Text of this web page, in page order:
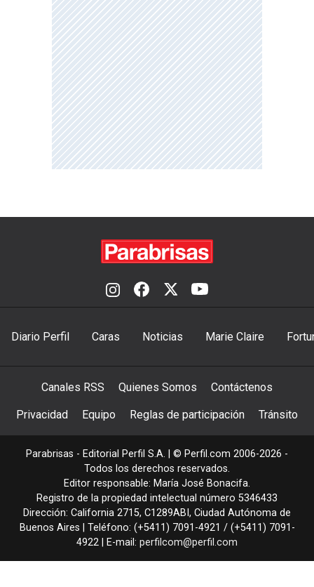
Diario Perfil Caras Noticias Marie Claire
Canales RSS Quienes Somos Contáctenos
Privacidad Equipo Reglas de participación Tránsito
Parabrisas - Editorial Perfil S.A. | © Perfil.com 2006-2026 -
Todos los derechos reservados.
Editor responsable: María José Bonacifa.
Registro de la propiedad intelectual número 5346433
Dirección: California 2715, C1289ABI , Ciudad Autónoma de
Buenos Aires | Teléfono: (+5411) 7091-4921 / (+5411) 7091-
4922 | E-mail: perfilcom@perfil.com